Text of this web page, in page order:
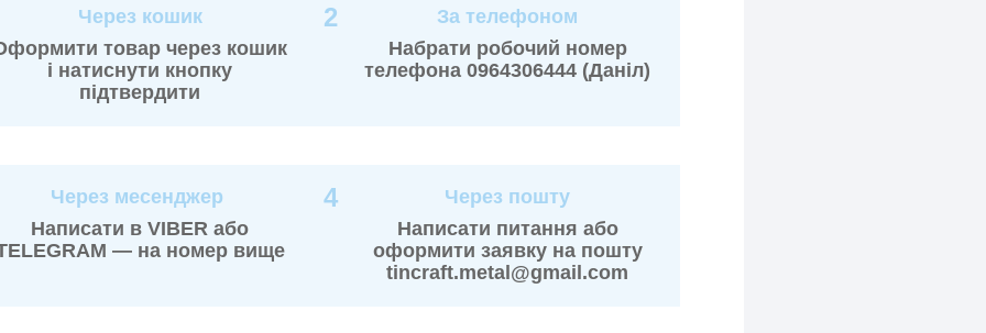
Через кошик
товар через кошик
і натиснути кнопку
підтвердити
2
За телефоном
Набрати робочий номер
телефона 0964306444 (Даніл)
Через месенджер
Написати в VIBER або
— на номер вище
4
Через пошту
Написати питання або
оформити заявку на пошту
tincraft.metal@gmail.com